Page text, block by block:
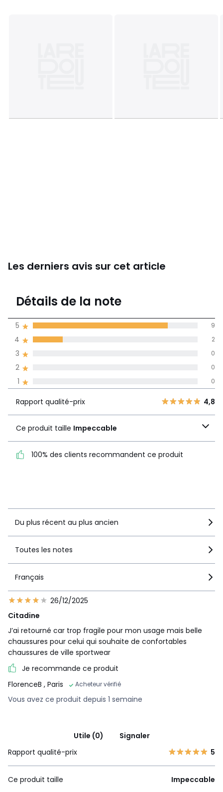
Les derniers avis sur cet article
4,8
de moyenne
obtenue sur
1 0
3 0
4,8
Impeccable
100% des clients
Détails de la note
1 0
2 0
3 0
4 2
5 9
Rapport qualité-prix 4,8
Ce produit taille Impeccable
100% des clients recommandent ce produit
Du plus récent au plus ancien
Toutes les notes
Français
26/12/2025
Citadine
J’ai retourné car trop fragile pour mon usage mais belle
chaussures pour celui qui souhaite de confortables
chaussures de ville sportwear
Je recommande ce produit
FlorenceB , Paris Acheteur vérifié
Vous avez ce produit depuis 1 semaine
Utile (0)
Signaler
Rapport qualité-prix
5
Ce produit taille Impeccable